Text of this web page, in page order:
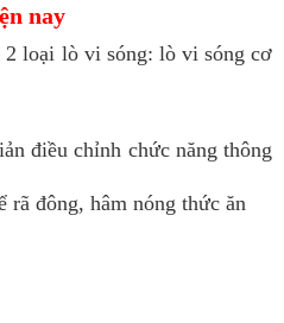
nay
loại lò vi sóng: lò vi sóng cơ
điều chỉnh chức năng thông
rã đông, hâm nóng thức ăn